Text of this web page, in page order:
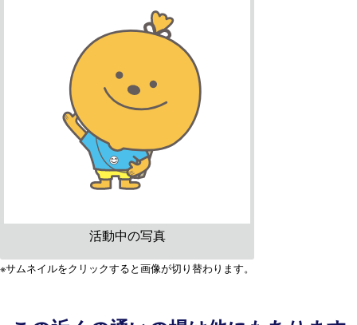
活動中の写真
※サムネイルをクリックすると画像が切り替わります。